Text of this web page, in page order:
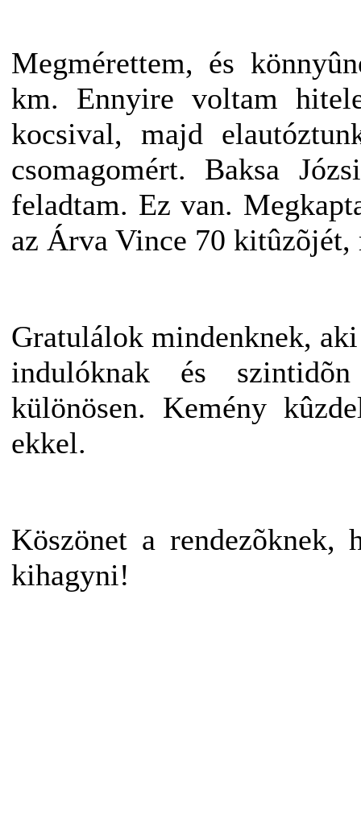
Megmérettem, és
km. Ennyire voltam
kocsival, majd
csomagomért. Baksa
feladtam. Ez van.
az Árva Vince 70
Gratulálok mindenknek,
indulóknak és
különösen. Kemény
ekkel.
Köszönet a
kihagyni!